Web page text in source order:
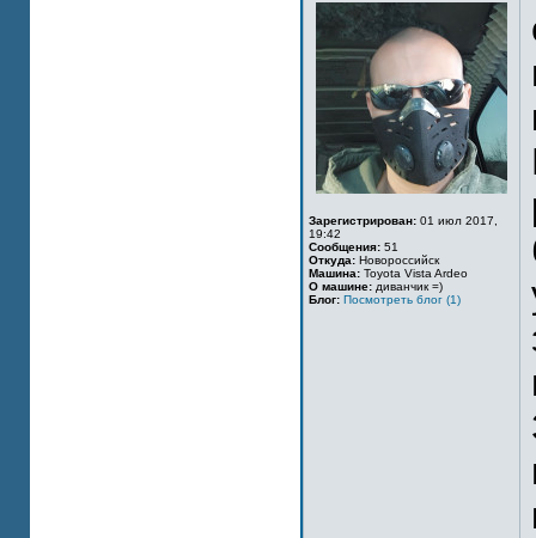
Зарегистрирован: 01 июл 2017,
19:42
Сообщения: 51
Откуда: Новороссийск
Машина: Toyota Vista Ardeo
О машине: диванчик =)
Блог: Посмотреть блог (1)